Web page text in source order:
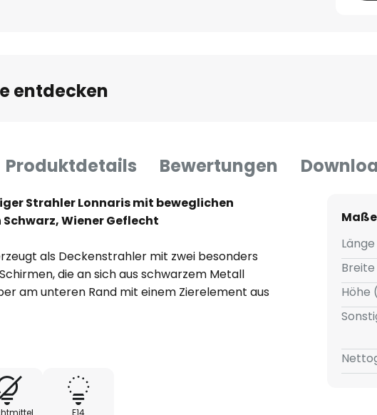
entdecken
Produktdetails Bewertungen
Strahler Lonnaris mit beweglichen
Schwarz, Wiener Geflecht
als Deckenstrahler mit zwei besonders
die an sich aus schwarzem Metall
am unteren Rand mit einem Zierelement aus
abschließen, das in dem typischen und
Ausstrahlung bringt. Zudem können beide Schirme
E14
Maße
Höhe